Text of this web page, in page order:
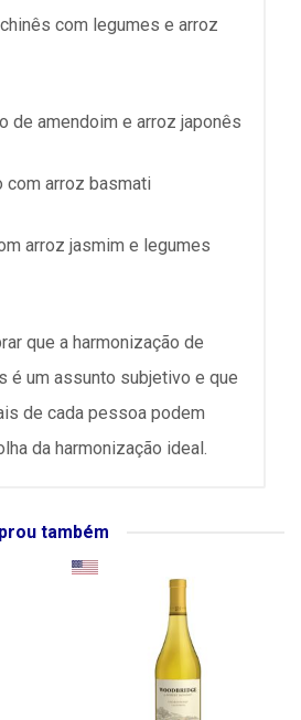
com legumes e arroz
de amendoim e arroz japonês
com arroz basmati
arroz jasmim e legumes
que a harmonização de
é um assunto subjetivo e que
de cada pessoa podem
da harmonização ideal.
também